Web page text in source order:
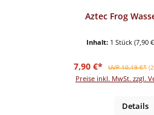
Aztec Frog
Inhalt: 1 Stück (7,90
Verkaufspreis:
7,90 €* Regulärer Preis:
UVP 10,19 €*
Preise inkl. MwSt. zzgl.
Details